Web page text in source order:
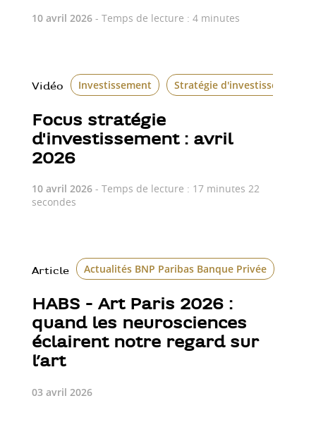
10 avril 2026- Temps de lecture : 4 minutes
Vidéo Investissement Stratégie d'investissement
Focus stratégie
d'investissement : avril
2026
10 avril 2026- Temps de lecture : 17 minutes 22
secondes
Article Actualités BNP Paribas Banque Privée
HABS - Art Paris 2026 :
quand les neurosciences
éclairent notre regard sur
l’art
03 avril 2026